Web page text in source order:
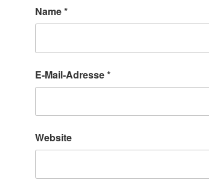
Name*
E-Mail-Adresse*
Website